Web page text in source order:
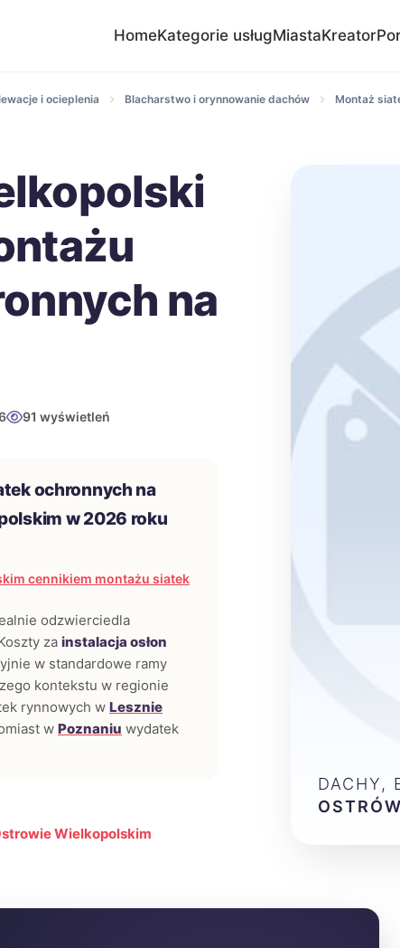
HomeKategorie usługMiastaKreator
i ocieplenia Blacharstwo i orynnowanie dachów Montaż
na
91 wyświetleń
ochronnych na
w 2026 roku
cennikiem montażu siatek
odzwierciedla
za instalacja osłon
w standardowe ramy
kontekstu w regionie
rynnowych w Lesznie
w Poznaniu wydatek
Wielkopolskim
DACHY,